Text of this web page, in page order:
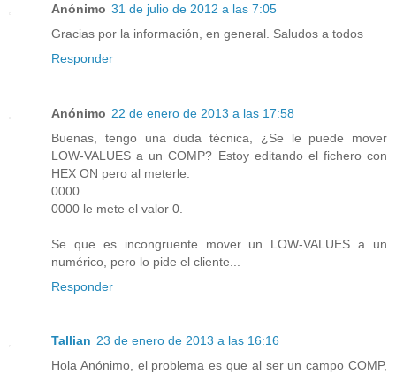
Anónimo 31 de julio de 2012 a las 7:05
Gracias por la información, en general. Saludos a todos
Responder
Anónimo 22 de enero de 2013 a las 17:58
Buenas, tengo una duda técnica, ¿Se le puede mover
LOW-VALUES a un COMP? Estoy editando el fichero con
HEX ON pero al meterle:
0000
0000 le mete el valor 0.
Se que es incongruente mover un LOW-VALUES a un
numérico, pero lo pide el cliente...
Responder
Tallian 23 de enero de 2013 a las 16:16
Hola Anónimo, el problema es que al ser un campo COMP,